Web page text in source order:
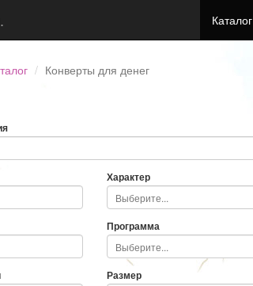
Каталог
Конверты для денег
Характер
Программа
Размер